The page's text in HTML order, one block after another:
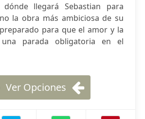
dónde llegará Sebastian para
la obra más ambiciosa de su
para que el amor y la
parada obligatoria en el
Ver Opciones